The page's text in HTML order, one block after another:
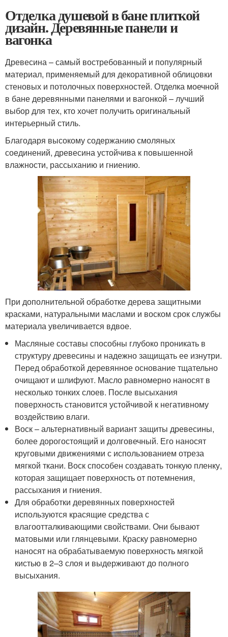
Отделка душевой в бане плиткой
дизайн. Деревянные панели и
вагонка
Древесина – самый востребованный и популярный
материал, применяемый для декоративной облицовки
стеновых и потолочных поверхностей. Отделка моечной
в бане деревянными панелями и вагонкой – лучший
выбор для тех, кто хочет получить оригинальный
интерьерный стиль.
Благодаря высокому содержанию смоляных
соединений, древесина устойчива к повышенной
влажности, рассыханию и гниению.
При дополнительной обработке дерева защитными
красками, натуральными маслами и воском срок службы
материала увеличивается вдвое.
Масляные составы способны глубоко проникать в
структуру древесины и надежно защищать ее изнутри.
Перед обработкой деревянное основание тщательно
очищают и шлифуют. Масло равномерно наносят в
несколько тонких слоев. После высыхания
поверхность становится устойчивой к негативному
воздействию влаги.
Воск – альтернативный вариант защиты древесины,
более дорогостоящий и долговечный. Его наносят
круговыми движениями с использованием отреза
мягкой ткани. Воск способен создавать тонкую пленку,
которая защищает поверхность от потемнения,
рассыхания и гниения.
Для обработки деревянных поверхностей
используются красящие средства с
влагоотталкивающими свойствами. Они бывают
матовыми или глянцевыми. Краску равномерно
наносят на обрабатываемую поверхность мягкой
кистью в 2–3 слоя и выдерживают до полного
высыхания.